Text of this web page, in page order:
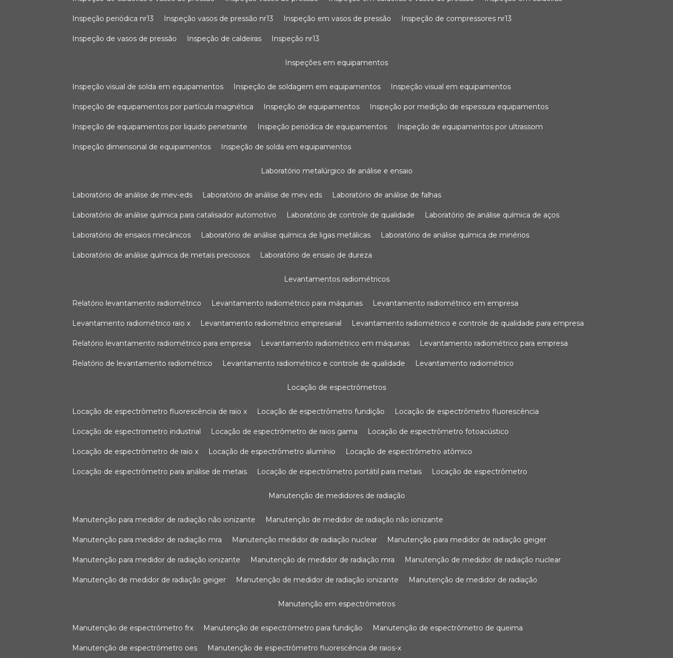
inspeção periódica nr13 inspeção vasos de pressão nr13 inspeção em vasos de pressão inspeção de compressores nr13
inspeção de vasos de pressão inspeção de caldeiras inspeção nr13
inspeções em equipamentos
inspeção visual de solda em equipamentos inspeção de soldagem em equipamentos inspeção visual em equipamentos
inspeção de equipamentos por partícula magnética inspeção de equipamentos inspeção por medição de espessura equipamentos
inspeção de equipamentos por liquido penetrante inspeção periódica de equipamentos inspeção de equipamentos por ultrassom
inspeção dimensonal de equipamentos inspeção de solda em equipamentos
laboratório metalúrgico de análise e ensaio
laboratório de análise de mev-eds laboratório de análise de mev eds laboratório de análise de falhas
laboratório de análise química para catalisador automotivo laboratório de controle de qualidade laboratório de análise química de aços
laboratório de ensaios mecânicos laboratório de análise química de ligas metálicas laboratório de análise química de minérios
laboratório de análise química de metais preciosos laboratório de ensaio de dureza
levantamentos radiométricos
relatório levantamento radiométrico levantamento radiométrico para máquinas levantamento radiométrico em empresa
levantamento radiométrico raio x levantamento radiométrico empresarial levantamento radiométrico e controle de qualidade para empresa
relatório levantamento radiométrico para empresa levantamento radiométrico em máquinas levantamento radiométrico para empresa
relatório de levantamento radiométrico levantamento radiométrico e controle de qualidade levantamento radiométrico
locação de espectrômetros
locação de espectrômetro fluorescência de raio x locação de espectrômetro fundição locação de espectrômetro fluorescência
locação de espectrometro industrial locação de espectrômetro de raios gama locação de espectrômetro fotoacústico
locação de espectrômetro de raio x locação de espectrômetro alumínio locação de espectrômetro atômico
locação de espectrômetro para análise de metais locação de espectrômetro portátil para metais locação de espectrômetro
manutenção de medidores de radiação
manutenção para medidor de radiação não ionizante manutenção de medidor de radiação não ionizante
manutenção para medidor de radiação mra manutenção medidor de radiação nuclear manutenção para medidor de radiação geiger
manutenção para medidor de radiação ionizante manutenção de medidor de radiação mra manutenção de medidor de radiação nuclear
manutenção de medidor de radiação geiger manutenção de medidor de radiação ionizante manutenção de medidor de radiação
manutenção em espectrômetros
manutenção de espectrômetro frx manutenção de espectrômetro para fundição manutenção de espectrômetro de queima
manutenção de espectrômetro oes manutenção de espectrômetro fluorescência de raios-x